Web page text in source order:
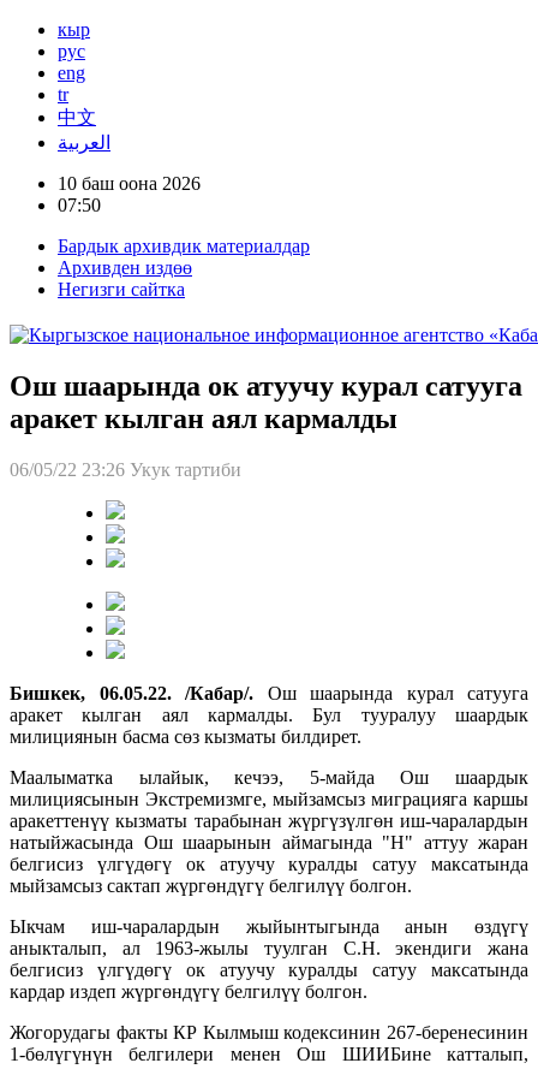
кыр
рус
eng
tr
中文
العربية
10 баш оона 2026
07:50
Бардык архивдик материалдар
Архивден издөө
Негизги сайтка
Ош шаарында ок атуучу курал сатууга
аракет кылган аял кармалды
06/05/22 23:26 Укук тартиби
Бишкек, 06.05.22. /Кабар/. Ош шаарында курал сатууга
аракет кылган аял кармалды. Бул тууралуу шаардык
милициянын басма сөз кызматы билдирет.
Маалыматка ылайык, кечээ, 5-майда Ош шаардык
милициясынын Экстремизмге, мыйзамсыз миграцияга каршы
аракеттенүү кызматы тарабынан жүргүзүлгөн иш-чаралардын
натыйжасында Ош шаарынын аймагында "Н" аттуу жаран
белгисиз үлгүдөгү ок атуучу куралды сатуу максатында
мыйзамсыз сактап жүргөндүгү белгилүү болгон.
Ыкчам иш-чаралардын жыйынтыгында анын өздүгү
аныкталып, ал 1963-жылы туулган С.Н. экендиги жана
белгисиз үлгүдөгү ок атуучу куралды сатуу максатында
кардар издеп жүргөндүгү белгилүү болгон.
Жогорудагы факты КР Кылмыш кодексинин 267-беренесинин
1-бөлүгүнүн белгилери менен Ош ШИИБине катталып,